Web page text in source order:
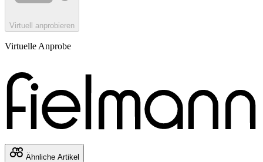
Virtuell anprobieren
Virtuelle Anprobe
Ähnliche Artikel